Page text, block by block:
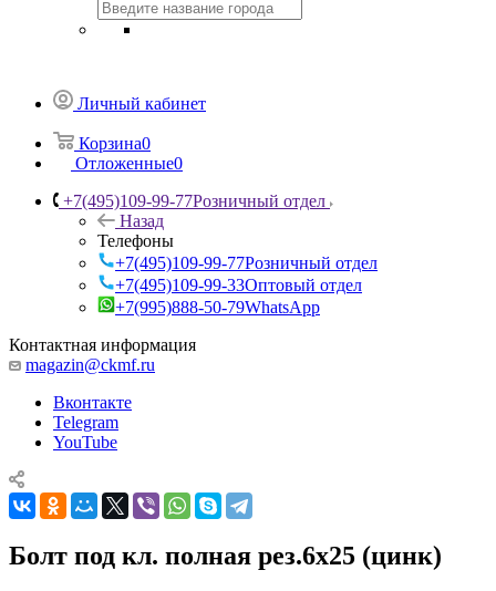
Личный кабинет
Корзина0
Отложенные0
+7(495)109-99-77Розничный отдел
Назад
Телефоны
+7(495)109-99-77Розничный отдел
+7(495)109-99-33Оптовый отдел
+7(995)888-50-79WhatsApp
Контактная информация
magazin@ckmf.ru
Вконтакте
Telegram
YouTube
Болт под кл. полная рез.6х25 (цинк)